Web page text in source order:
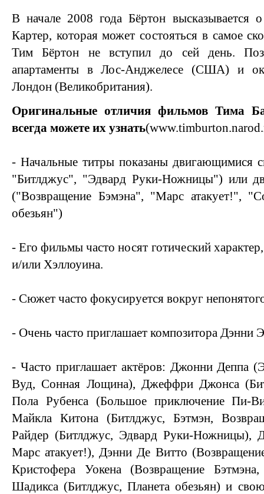
В начале 2008 года Бёртон высказывается
Картер, которая может состояться в самое
Тим Бёртон не вступил до сей день.
апартаменты в Лос-Анджелесе (США) и
Лондон (Великобритания).
Оригинальные отличия фильмов Тима
всегда можете их узнать
- Начальные титры показаны двигающимися
"Битлджус", "Эдвард Руки-Ножницы") или
("Возвращение Бэмэна", "Марс атакует!",
обезьян")
- Его фильмы часто носят готический
и/или Хэллоуина.
- Сюжет часто фокусируется вокруг
- Очень часто приглашает композитора Дэнни
- Часто приглашает актёров: Джонни Деппа
Вуд, Сонная Лощина), Джеффри Джонса
Пола Рубенса (Большое приключение Пи-
Майкла Китона (Битлджус, Бэтмэн,
Райдер (Битлджус, Эдвард Руки-Ножницы),
Марс атакует!), Дэнни Де Витто
Кристофера Уокена (Возвращение
Шадикса (Битлджус, Планета обезьян) и